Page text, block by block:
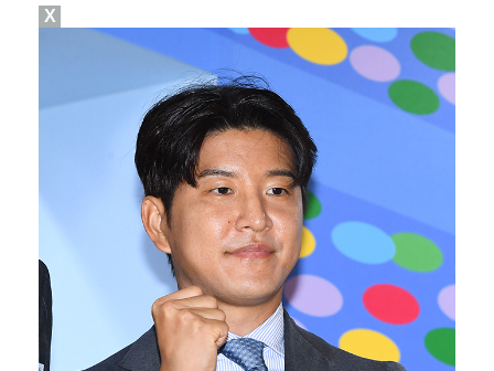
[ST포토] 박현경, 멀리가자
[ST포토] 박현경, 가벼운 발걸음
김하성, 선발 복귀전서 2타수 무안타 침묵…팀도 연장 …
[ST포토] 전예성, 벌써 덥네
X